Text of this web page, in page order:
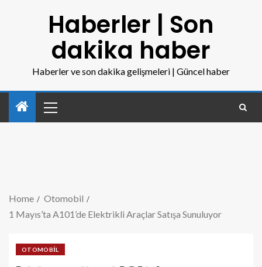
Haberler | Son
dakika haber
Haberler ve son dakika gelişmeleri | Güncel haber
Home
Otomobil
1 Mayıs’ta A101’de Elektrikli Araçlar Satışa Sunuluyor
OTOMOBIL